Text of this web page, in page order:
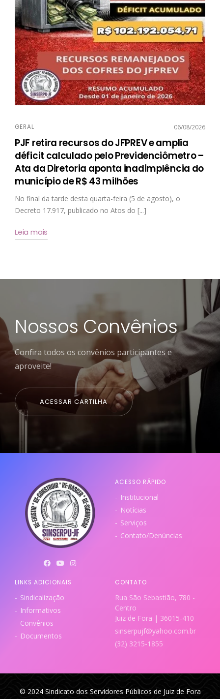
GERAL 06/08/2026
PJF retira recursos do JFPREV e amplia
déficit calculado pelo Previdenciômetro –
Ata da Diretoria aponta inadimplência do
município de R$ 43 milhões
No final da tarde desta quarta-feira (5 de agosto), o
Decreto 17.917, publicado no Atos do [...]
Leia mais
Nossos Convênios
Confira todos os convênios participantes e
aproveite!
ACESSAR CARTILHA
ACESSO RÁPIDO
Institucional
Notícias
Serviços
Contato/Denúncias
LINKS ADICIONAIS
Sindicalização
Informativos
Convênios
Documentos
CONTATO
Rua São Sebastião, 780 -
Centro
Juiz de Fora | 36015-410
sinserpujf@yahoo.com.br
(32) 3215-1855
© 2024 Sindicato dos Servidores Públicos de Juiz de Fora